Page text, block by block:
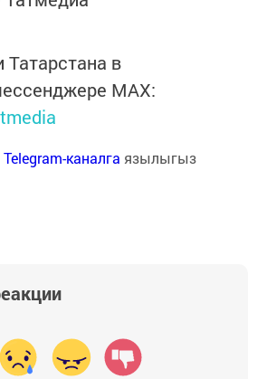
Татарстана в
MАХ:
Telegram-каналга язылыгыз